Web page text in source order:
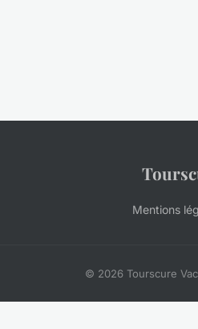
Mentions
© 2026 Tourscure